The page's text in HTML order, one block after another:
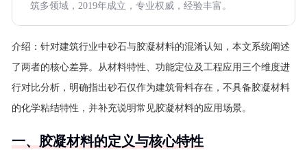
筑多领域，2019年成立，专业权威，经验丰富。
介绍： 针对建筑行业中砂石与胶凝材料的混淆认知，本文系统阐述
了两者的核心差异。从材料特性、功能定位及工程应用三个维度进
行对比分析，明确指出砂石仅作为建筑骨料存在，不具备胶凝材料
的化学粘结特性，并补充说明常见胶凝材料的应用场景。
一、胶凝材料的定义与核心特性